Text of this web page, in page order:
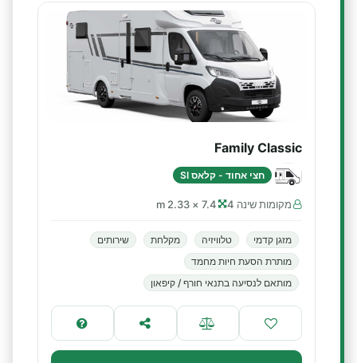
Family Classic
חצי אחוד - קלאס SI
מקומות שינה 4 7.4 × 2.33 m
מזגן קדמי טלוויזיה מקלחת
שירותים
מותרת הסעת חיות מחמד
מותאם לנסיעה בתנאי חורף / קיפאון